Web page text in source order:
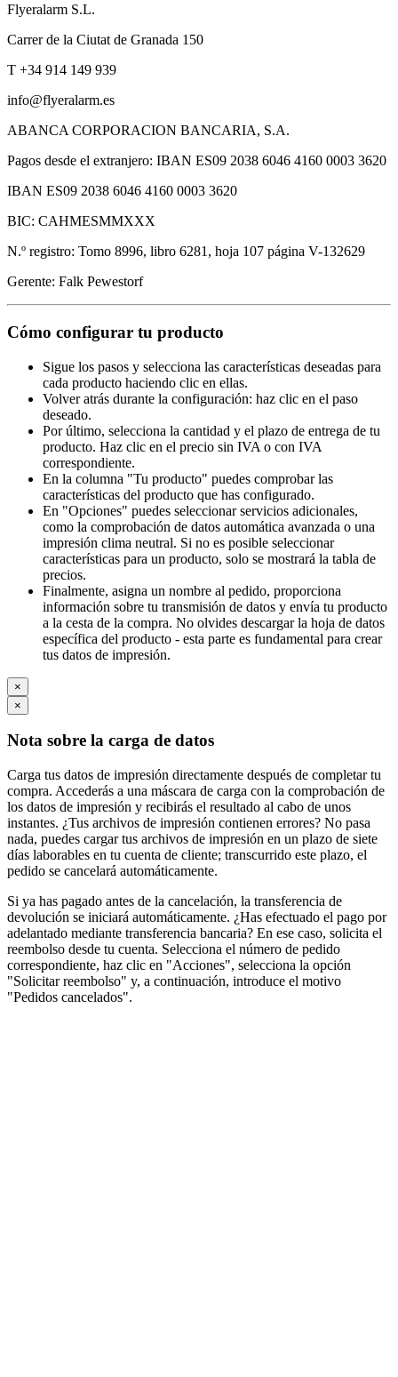
Flyeralarm S.L.
Carrer de la Ciutat de Granada 150
T +34 914 149 939
info@flyeralarm.es
ABANCA CORPORACION BANCARIA, S.A.
Pagos desde el extranjero: IBAN ES09 2038 6046 4160 0003 3620
IBAN ES09 2038 6046 4160 0003 3620
BIC: CAHMESMMXXX
N.º registro: Tomo 8996, libro 6281, hoja 107 página V-132629
Gerente: Falk Pewestorf
Cómo configurar tu producto
Sigue los pasos y selecciona las características deseadas para
cada producto haciendo clic en ellas.
Volver atrás durante la configuración: haz clic en el paso
deseado.
Por último, selecciona la cantidad y el plazo de entrega de tu
producto. Haz clic en el precio sin IVA o con IVA
correspondiente.
En la columna "Tu producto" puedes comprobar las
características del producto que has configurado.
En "Opciones" puedes seleccionar servicios adicionales,
como la comprobación de datos automática avanzada o una
impresión clima neutral. Si no es posible seleccionar
características para un producto, solo se mostrará la tabla de
precios.
Finalmente, asigna un nombre al pedido, proporciona
información sobre tu transmisión de datos y envía tu producto
a la cesta de la compra. No olvides descargar la hoja de datos
específica del producto - esta parte es fundamental para crear
tus datos de impresión.
×
×
Nota sobre la carga de datos
Carga tus datos de impresión directamente después de completar tu
compra. Accederás a una máscara de carga con la comprobación de
los datos de impresión y recibirás el resultado al cabo de unos
instantes. ¿Tus archivos de impresión contienen errores? No pasa
nada, puedes cargar tus archivos de impresión en un plazo de siete
días laborables en tu cuenta de cliente; transcurrido este plazo, el
pedido se cancelará automáticamente.
Si ya has pagado antes de la cancelación, la transferencia de
devolución se iniciará automáticamente. ¿Has efectuado el pago por
adelantado mediante transferencia bancaria? En ese caso, solicita el
reembolso desde tu cuenta. Selecciona el número de pedido
correspondiente, haz clic en "Acciones", selecciona la opción
"Solicitar reembolso" y, a continuación, introduce el motivo
"Pedidos cancelados".